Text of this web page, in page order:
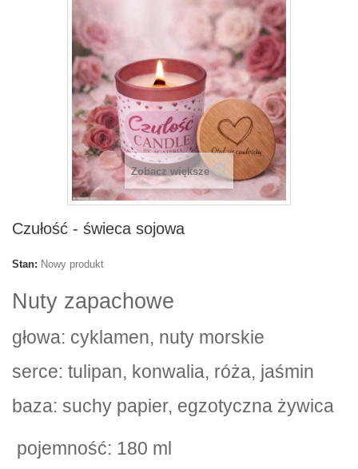
Zobacz większe
Czułość - świeca sojowa
Stan: Nowy produkt
Nuty zapachowe
głowa: cyklamen, nuty morskie
serce: tulipan, konwalia, róża, jaśmin
baza: suchy papier, egzotyczna żywica
pojemność: 180 ml